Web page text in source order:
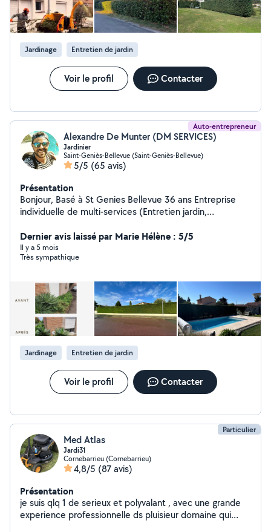
Jardinage Entretien de jardin
Voir le profil Contacter
Auto-entrepreneur
Alexandre De Munter (DM SERVICES)
Jardinier
Saint-Geniès-Bellevue (Saint-Geniès-Bellevue)
5/5 (65 avis)
Présentation
Bonjour, Basé à St Genies Bellevue 36 ans Entreprise
individuelle de multi-services (Entretien jardin,
poubelles, mobiliers etc) Après 10 ans dans la salariat
pour une entreprise française, j'ai décidé de travailler à
mon compte et en extèrieur. Toujours aux services des
change pas !
Dernier avis laissé par Marie Hélène : 5/5
Il y a 5 mois
Très sympathique
Jardinage Entretien de jardin
Voir le profil Contacter
Particulier
Med Atlas
Jardi31
Cornebarrieu (Cornebarrieu)
4,8/5 (87 avis)
Présentation
je suis qlq 1 de serieux et polyvalant , avec une grande
experience professionnelle ds pluisieur domaine qui